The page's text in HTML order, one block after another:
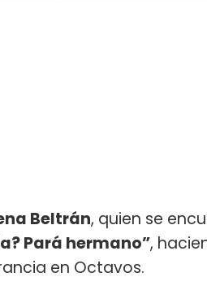
Beltrán, quien se
Pará hermano”,
en Octavos.